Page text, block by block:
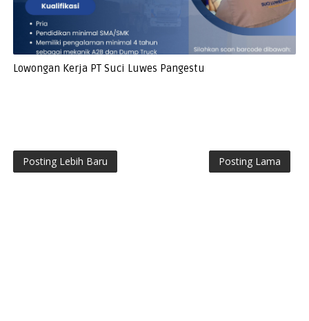
Lowongan Kerja PT Suci Luwes Pangestu
Posting Lebih Baru Posting Lama